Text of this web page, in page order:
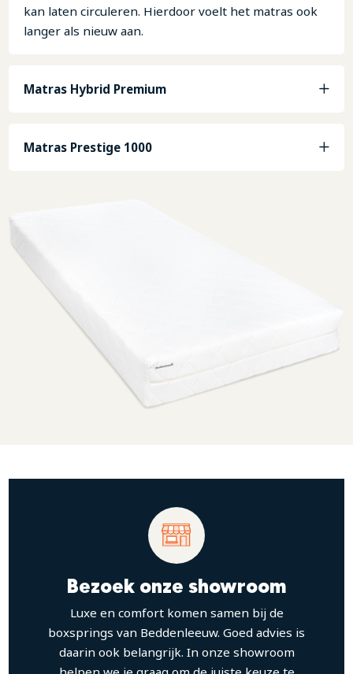
kan laten circuleren. Hierdoor voelt het matras ook
langer als nieuw aan.
Matras Hybrid Premium
Matras Prestige 1000
Bezoek onze showroom
Luxe en comfort komen samen bij de
boxsprings van Beddenleeuw. Goed advies is
daarin ook belangrijk. In onze showroom